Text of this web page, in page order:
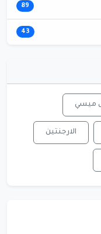
89
43
ميسي
الارجنتين